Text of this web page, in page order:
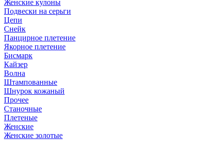
Женские кулоны
Подвески на серьги
Цепи
Снейк
Панцирное плетение
Якорное плетение
Бисмарк
Кайзер
Волна
Штампованные
Шнурок кожаный
Прочее
Станочные
Плетеные
Женские
Женские золотые